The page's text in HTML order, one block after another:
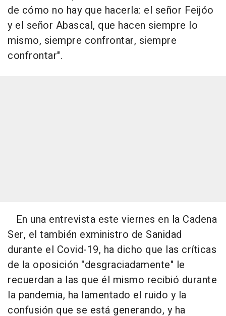
de cómo no hay que hacerla: el señor Feijóo
y el señor Abascal, que hacen siempre lo
mismo, siempre confrontar, siempre
confrontar".
En una entrevista este viernes en la Cadena
Ser, el también exministro de Sanidad
durante el Covid-19, ha dicho que las críticas
de la oposición "desgraciadamente" le
recuerdan a las que él mismo recibió durante
la pandemia, ha lamentado el ruido y la
confusión que se está generando, y ha